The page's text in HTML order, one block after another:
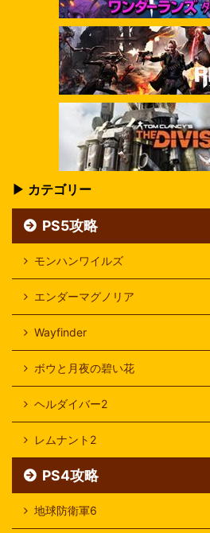
▶ カテゴリー
PS5攻略
モンハンワイルズ
エンダーマグノリア
Wayfinder
ボウと月夜の碧い花
ヘルダイバー2
レムナント2
PS4攻略
地球防衛軍6